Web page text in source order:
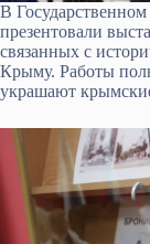
В
презентовали
связанных с
Крыму. Работы
украшают